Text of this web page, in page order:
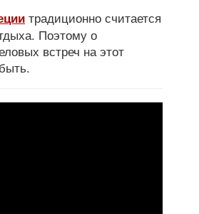
традиционно считается
Поэтому о
встреч на этот